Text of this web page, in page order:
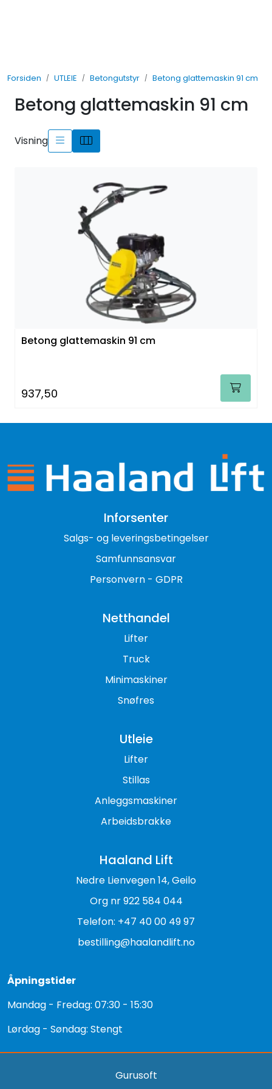
Forsiden UTLEIE Betongutstyr Betong glattemaskin 91 cm
Betong glattemaskin 91 cm
Visning
Betong glattemaskin 91 cm
937,50
Inforsenter
Salgs- og leveringsbetingelser
Samfunnsansvar
Personvern - GDPR
Netthandel
Lifter
Truck
Minimaskiner
Snøfres
Utleie
Lifter
Stillas
Anleggsmaskiner
Arbeidsbrakke
Haaland Lift
Nedre Lienvegen 14, Geilo
Org nr 922 584 044
Telefon: +47 40 00 49 97
bestilling@haalandlift.no
Åpningstider
Mandag - Fredag: 07:30 - 15:30
Lørdag - Søndag: Stengt
Gurusoft
SALG
AVDELINGER